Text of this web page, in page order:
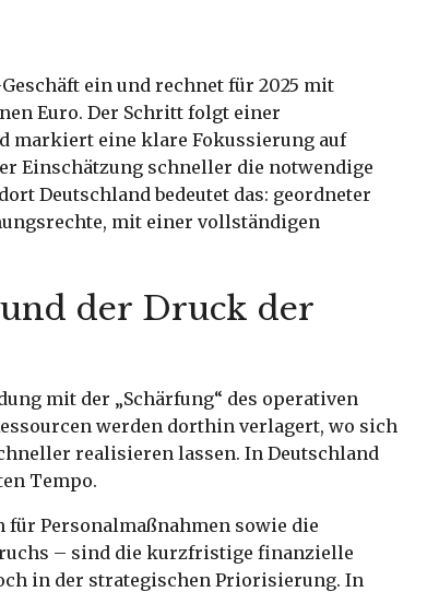
ein und rechnet für 2025 mit
Euro. Der Schritt folgt einer
markiert eine klare Fokussierung auf
Einschätzung schneller die notwendige
Deutschland bedeutet das: geordneter
mit einer vollständigen
der Druck der
mit der „Schärfung“ des operativen
werden dorthin verlagert, wo sich
realisieren lassen. In Deutschland
Tempo.
Personalmaßnahmen sowie die
– sind die kurzfristige finanzielle
in der strategischen Priorisierung. In